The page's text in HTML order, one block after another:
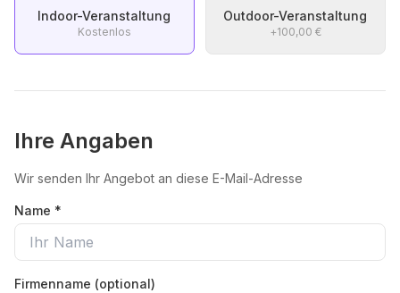
Indoor-Veranstaltung
Kostenlos
Outdoor-Veranstaltung
+100,00 €
Ihre Angaben
Wir senden Ihr Angebot an diese E-Mail-Adresse
Name *
Firmenname (optional)